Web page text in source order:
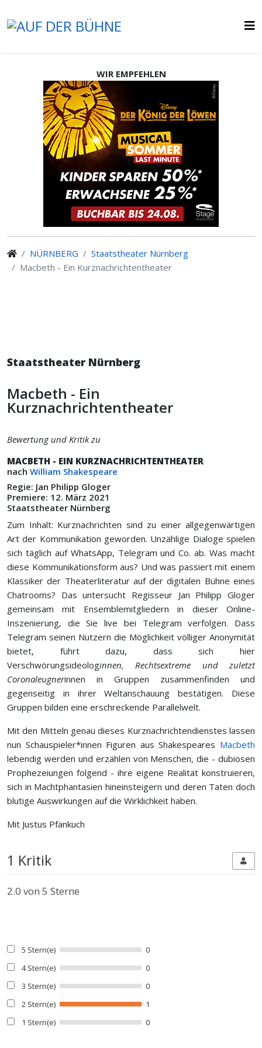
WIR EMPFEHLEN
NÜRNBERG
Staatstheater Nürnberg
Macbeth - Ein Kurznachrichtentheater
Staatstheater Nürnberg
Macbeth - Ein
Kurznachrichtentheater
Bewertung und Kritik zu
MAC­BETH - EIN KURZNACHRICHTENTHEATER
nach William Shakespeare
Regie: Jan Philipp Gloger
Premiere: 12. März 2021
Staatstheater Nürnberg
Zum Inhalt: Kurznachrichten sind zu einer allgegenwärtigen
Art der Kommunikation geworden. Unzählige Dialoge spielen
sich täglich auf WhatsApp, Telegram und Co. ab. Was macht
diese Kommunikationsform aus? Und was passiert mit einem
Klassiker der Theaterliteratur auf der digitalen Bühne eines
Chatrooms? Das untersucht Regisseur Jan Philipp Gloger
gemeinsam mit Ensemblemitgliedern in dieser Online-
Inszenierung, die Sie live bei Telegram verfolgen. Dass
Telegram seinen Nutzern die Möglichkeit völliger Anonymität
bietet, führt dazu, dass sich hier
Verschwörungsideologinnen, Rechtsextreme und zuletzt
Coronaleugnerinnen in Gruppen zusammenfinden und
gegenseitig in ihrer Weltanschauung bestätigen. Diese
Gruppen bilden eine erschreckende Parallelwelt.
Mit den Mitteln genau dieses Kurznachrichtendienstes lassen
nun Schauspieler*innen Figuren aus Shakespeares Macbeth
lebendig werden und erzählen von Menschen, die - dubiosen
Prophezeiungen folgend - ihre eigene Realität konstruieren,
sich in Machtphantasien hineinsteigern und deren Taten doch
blutige Auswirkungen auf die Wirklichkeit haben.
Mit Justus Pfankuch
1 Kritik
2.0 von 5 Sterne
5 Stern(e)
0
4 Stern(e)
0
3 Stern(e)
0
2 Stern(e)
1
1 Stern(e)
0